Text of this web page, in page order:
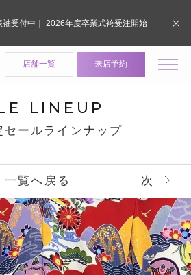
店舗一覧 来店予約
LINEUP
セールラインナップ
一覧へ戻る 次
受付中｜ 2026年度卒業式袴受注開始